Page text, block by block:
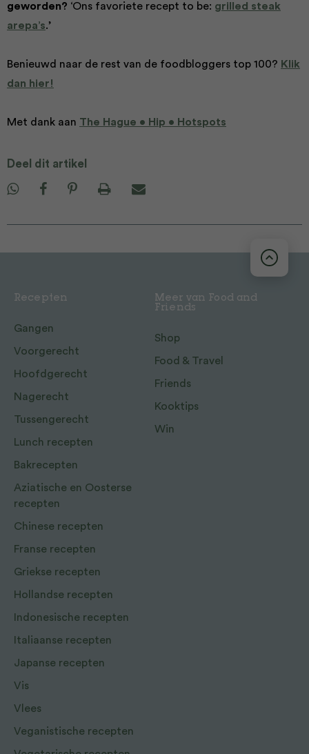
geworden? ‘Ons favoriete recept to be: grilled steak
arepa’s.’
Benieuwd naar de rest van de foodbloggers top 100? Klik
dan hier!
Met dank aan The Hague • Hip • Hotspots
Deel dit artikel
Recepten
Gangen
Voorgerecht
Hoofdgerecht
Nagerecht
Tussengerecht
Lunch recepten
Bakrecepten
Aziatische en Oosterse
recepten
Chinese recepten
Franse recepten
Griekse recepten
Hollandse recepten
Indonesische recepten
Italiaanse recepten
Japanse recepten
Vis
Vlees
Veganistische recepten
Meer van Food and
Friends
Shop
Food & Travel
Friends
Kooktips
Win